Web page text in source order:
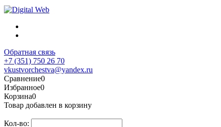
Обратная связь
+7 (351) 750 26 70
vkustvorchestva@yandex.ru
Сравнение0
Избранное0
Корзина0
Товар добавлен в корзину
Кол-во: